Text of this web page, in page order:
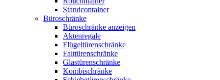
Standcontainer
Büroschränke
Büroschränke anzeigen
Aktenregale
Flügeltürenschränke
Falttürenschränke
Glastürenschränke
Kombischränke